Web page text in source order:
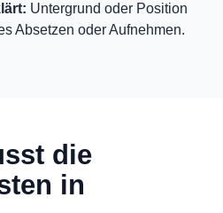
Untergrund oder Position
Absetzen oder Aufnehmen.
die
in